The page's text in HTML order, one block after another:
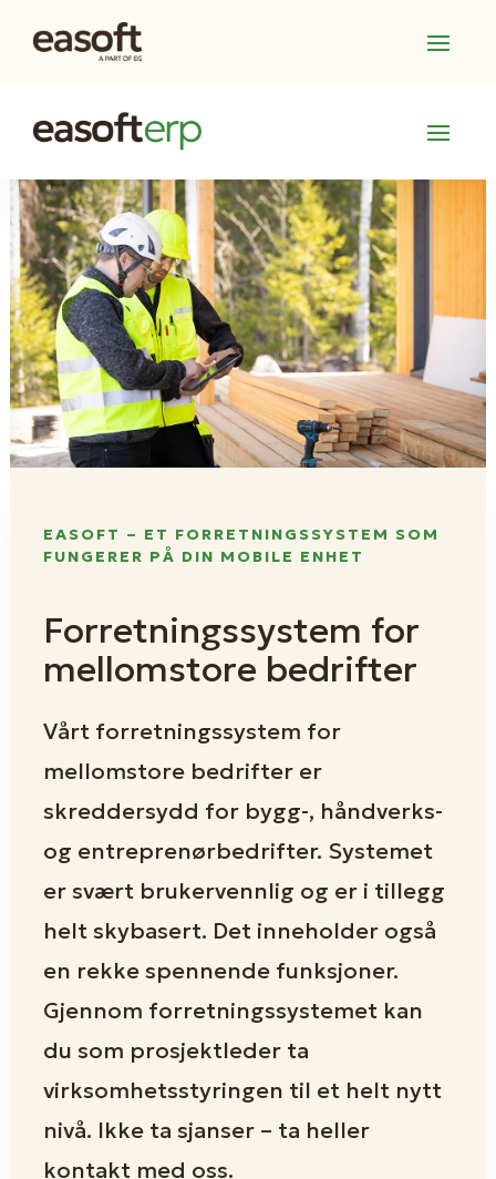
EASOFT – ET FORRETNINGSSYSTEM SOM
FUNGERER PÅ DIN MOBILE ENHET
Forretningssystem for
mellomstore bedrifter
Vårt forretningssystem for
mellomstore bedrifter er
skreddersydd for bygg-, håndverks-
og entreprenørbedrifter. Systemet
er svært brukervennlig og er i tillegg
helt skybasert. Det inneholder også
en rekke spennende funksjoner.
Gjennom forretningssystemet kan
du som prosjektleder ta
virksomhetsstyringen til et helt nytt
nivå. Ikke ta sjanser – ta heller
kontakt med oss.